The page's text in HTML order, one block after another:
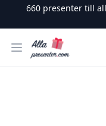
660presenter till
Öppna menyn
Alla Presenter